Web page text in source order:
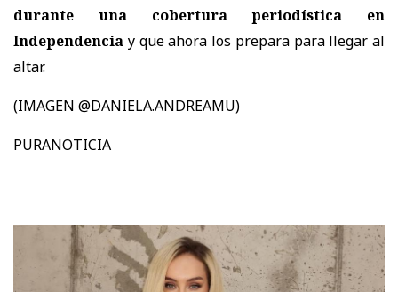
durante una cobertura periodística en
Independencia y que ahora los prepara para llegar al
altar.
(IMAGEN @DANIELA.ANDREAMU)
PURANOTICIA